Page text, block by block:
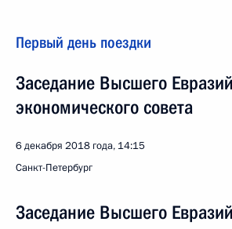
Первый день поездки
Заседание Высшего
экономического совета
6 декабря 2018 года, 14:15
Санкт-Петербург
Заседание Высшего